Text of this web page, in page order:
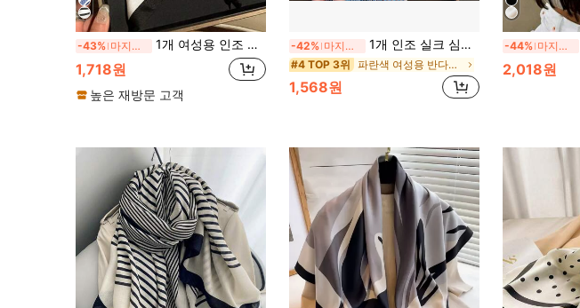
-43% 마지막 2일 1개 여성용 인조 실크 스카프, 장식용 넥 스카프, 다용도 프린트 실크 스카프, 헤드스카프, 타이 스카프, 일상용에 적합, 70cm 정사각형
1,718원
높은 재방문 고객
-42% 마지막 2일 1개 인조 실크 심플 패턴 프린트 소형 스퀘어 스카프/반다나 허리 벨트 여성용, 봄/여름/스카프/넥커치프
#4 TOP 3위 파란색 여성용 반다나 & 스퀘어 스카프
1,568원
-44% 마지막 2일
2,018원